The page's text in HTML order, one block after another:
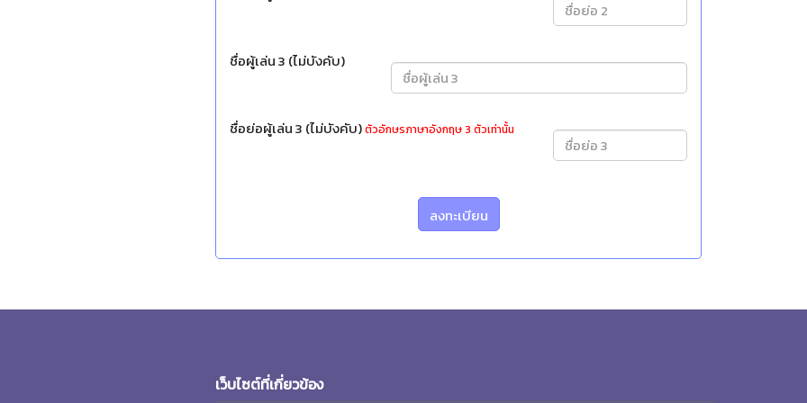
ชื่อผู้เล่น 3 (ไม่บังคับ)
ชื่อย่อผู้เล่น 3 (ไม่บังคับ)ตัวอักษรภาษาอังกฤษ 3 ตัวเท่านั้น
เว็บไซต์ที่เกี่ยวข้อง